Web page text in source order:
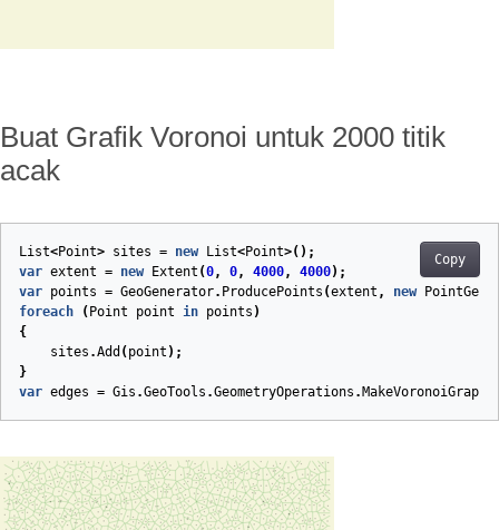
Buat Grafik Voronoi untuk 2000 titik
acak
Copy
List<Point> sites = new List<Point>();
var extent = new Extent (0, 0, 4000, 4000);
var points = GeoGenerator. ProducePoints (extent , new
foreach
( Point point in points )
{
sites .Add ( point );
}
var edges = Gis .GeoTools .GeometryOperations . MakeVoronoiGraph